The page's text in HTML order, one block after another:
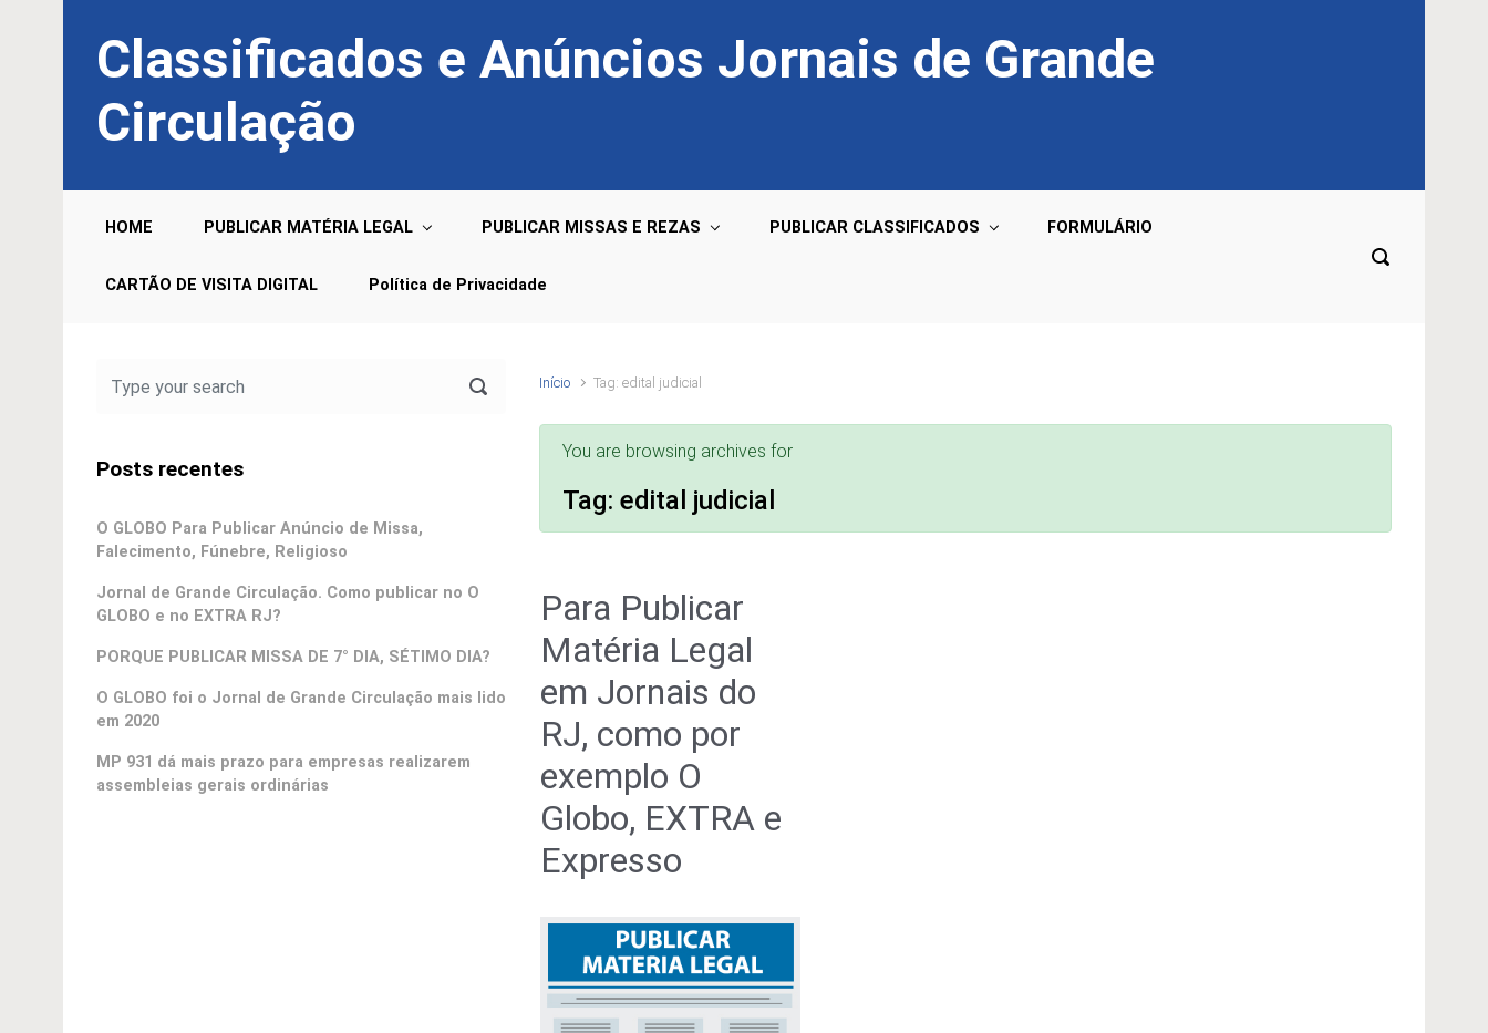
Classificados e Anúncios Jornais de Grande
Circulação
HOME PUBLICAR MATÉRIA LEGAL PUBLICAR MISSAS E REZAS PUBLICAR CLASSIFICADOS FORMULÁRIO
CARTÃO DE VISITA DIGITAL Política de Privacidade
Início Tag: edital judicial
You are browsing archives for
Tag: edital judicial
Para Publicar
Matéria Legal
em Jornais do
RJ, como por
exemplo O
Globo, EXTRA e
Expresso
Posts recentes
O GLOBO Para Publicar Anúncio de Missa,
Falecimento, Fúnebre, Religioso
Jornal de Grande Circulação. Como publicar no O
GLOBO e no EXTRA RJ?
PORQUE PUBLICAR MISSA DE 7° DIA, SÉTIMO DIA?
O GLOBO foi o Jornal de Grande Circulação mais lido
em 2020
MP 931 dá mais prazo para empresas realizarem
assembleias gerais ordinárias